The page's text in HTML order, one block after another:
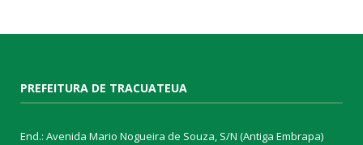
PREFEITURA DE TRACUATEUA
End.: Avenida Mario Nogueira de Souza, S/N (Antiga Embrapa)